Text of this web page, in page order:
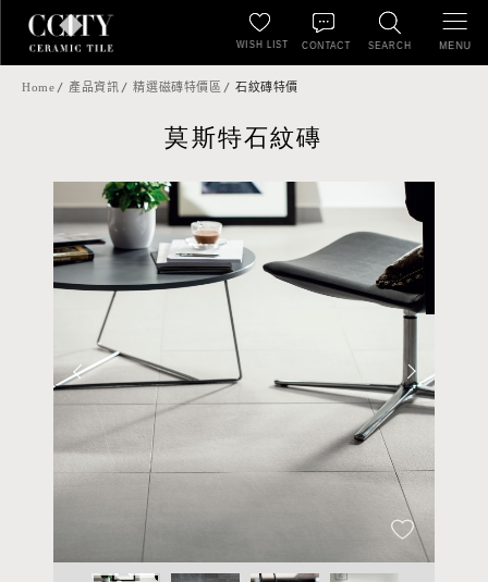
SEARCH
WISH LIST CONTACT MENU
Home 產品資訊 精選磁磚特價區 石紋磚特價
莫斯特石紋磚